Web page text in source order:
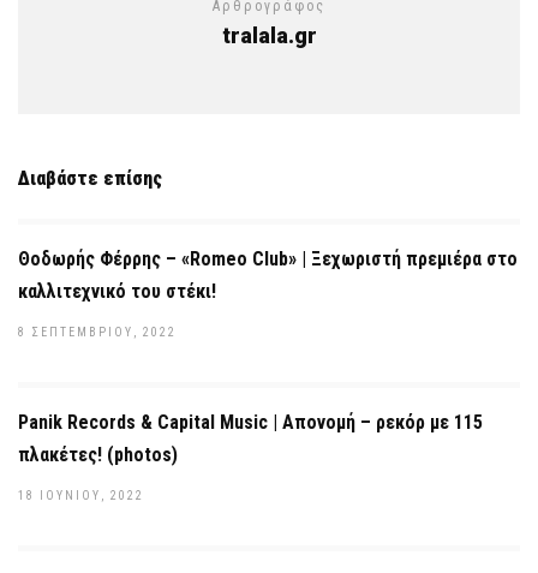
Αρθρογράφος
tralala.gr
Διαβάστε επίσης
Θοδωρής Φέρρης – «Romeo Club» | Ξεχωριστή πρεμιέρα στο
καλλιτεχνικό του στέκι!
8 ΣΕΠΤΕΜΒΡΊΟΥ, 2022
Panik Records & Capital Music | Απονομή – ρεκόρ με 115
πλακέτες! (photos)
18 ΙΟΥΝΊΟΥ, 2022